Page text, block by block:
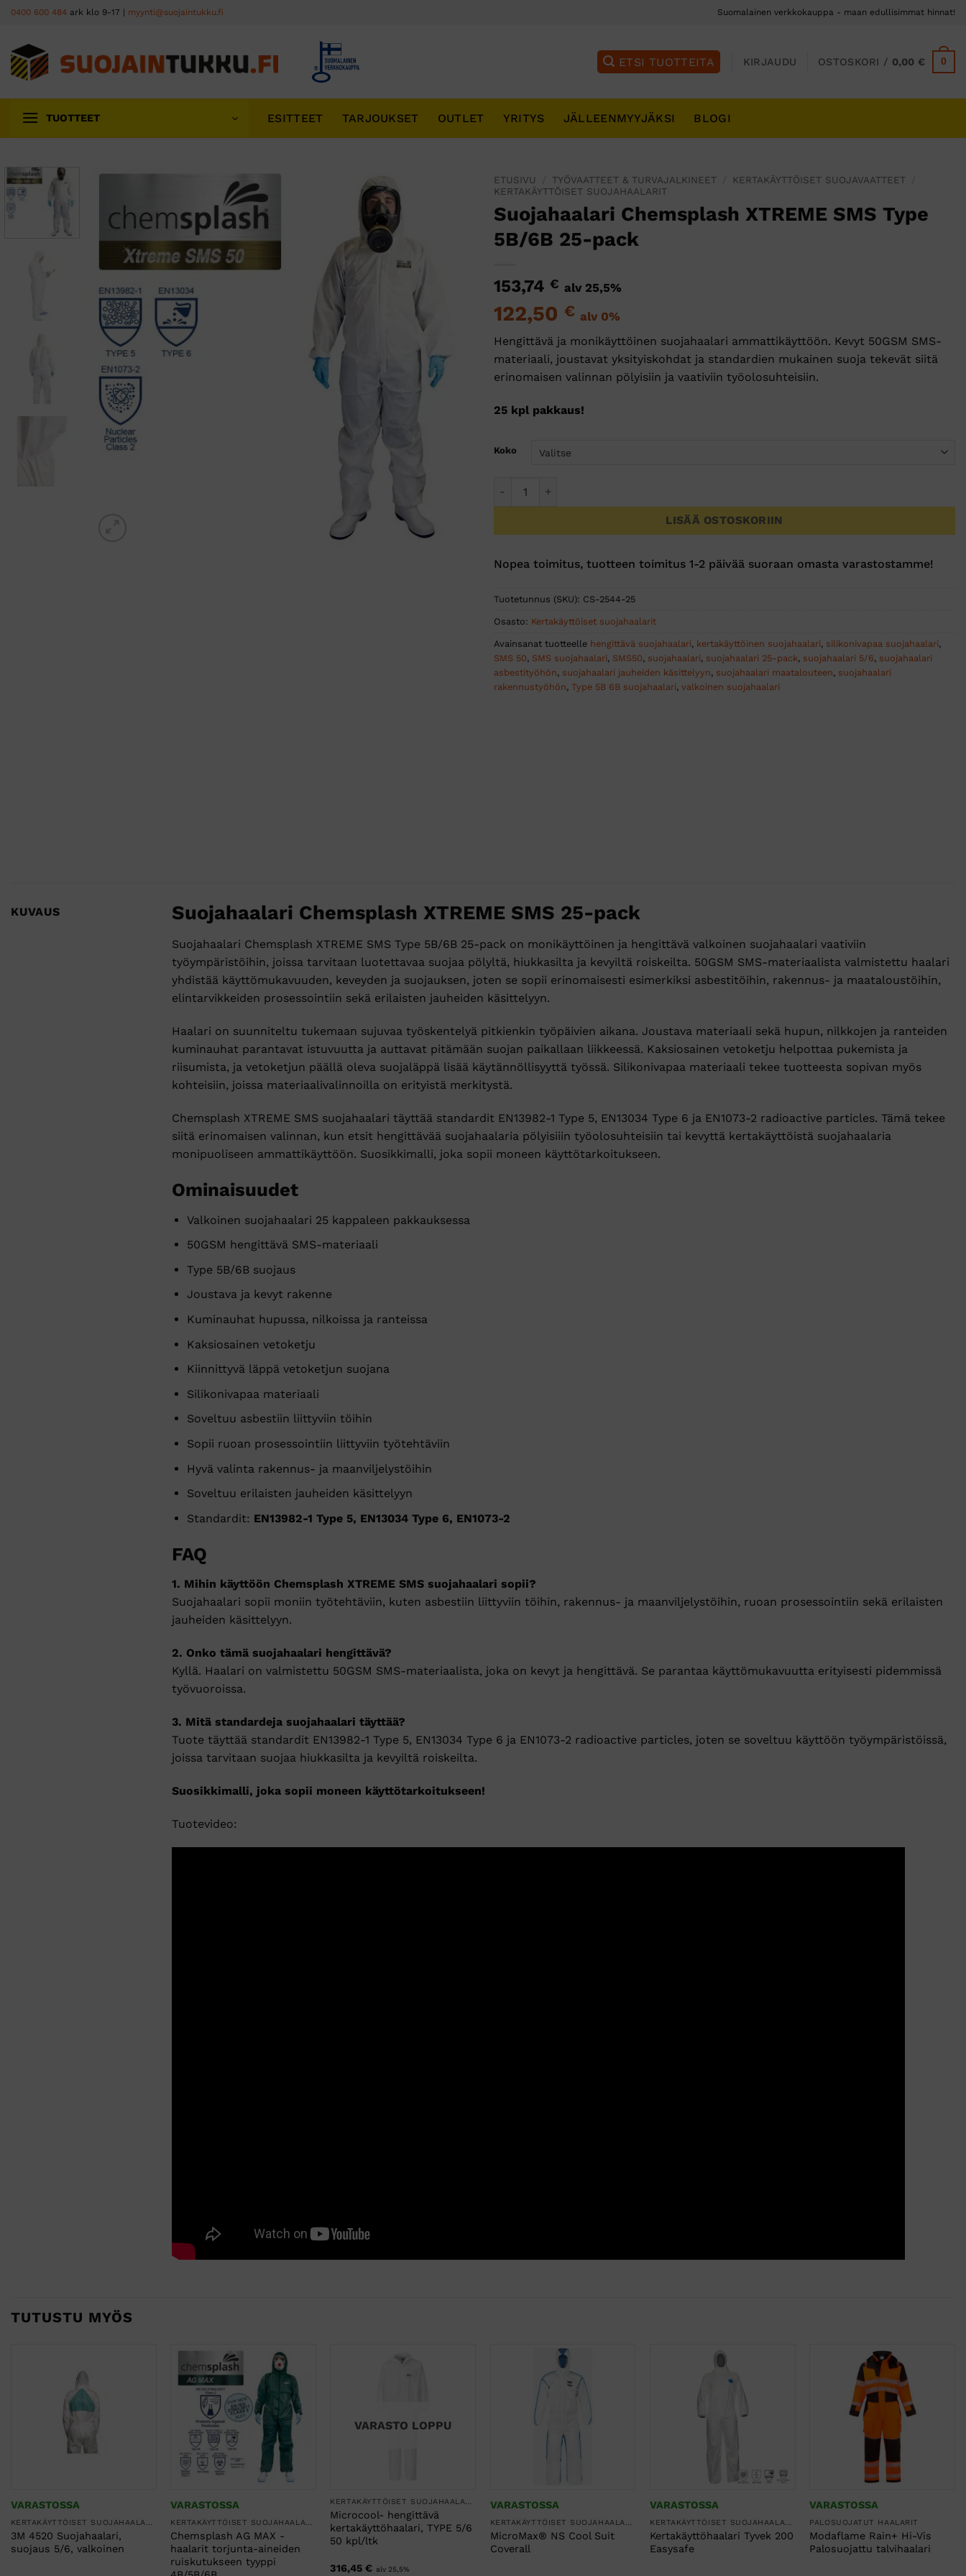
Skip
content
0400 600 484 ark klo 9-17 | myynti@suojaintukku.fi Suomalainen verkkokauppa - maan edullisimmat hinnat!
KIRJAUDU OSTOSKORI / 0,00€ 0
TUOTTEET ESITTEET TARJOUKSET OUTLET YRITYS JÄLLEENMYYJÄKSI BLOGI
ETUSIVU TYÖVAATTEET & TURVAJALKINEET KERTAKÄYTTÖISET SUOJAVAATTEET
KERTAKÄYTTÖISET SUOJAHAALARIT
Suojahaalari Chemsplash XTREME SMS Type
5B/6B 25-pack
153,74 € alv 25,5%
122,50 € alv 0%
Hengittävä ja monikäyttöinen suojahaalari ammattikäyttöön. Kevyt 50GSM SMS-
materiaali, joustavat yksityiskohdat ja standardien mukainen suoja tekevät siitä
erinomaisen valinnan pölyisiin ja vaativiin työolosuhteisiin.
25 kpl pakkaus!
Koko
LISÄÄ OSTOSKORIIN
Nopea toimitus, tuotteen toimitus 1-2 päivää suoraan omasta varastostamme!
Tuotetunnus (SKU): CS-2544-25
Osasto: Kertakäyttöiset suojahaalarit
Avainsanat tuotteelle hengittävä suojahaalari, kertakäyttöinen suojahaalari, silikonivapaa suojahaalari,
SMS 50, SMS suojahaalari, SMS50, suojahaalari, suojahaalari 25-pack, suojahaalari 5/6, suojahaalari
asbestityöhön, suojahaalari jauheiden käsittelyyn, suojahaalari maatalouteen, suojahaalari
rakennustyöhön, Type 5B 6B suojahaalari, valkoinen suojahaalari
KUVAUS Suojahaalari Chemsplash XTREME SMS 25-pack
Suojahaalari Chemsplash XTREME SMS Type 5B/6B 25-pack on monikäyttöinen ja hengittävä valkoinen suojahaalari vaativiin
työympäristöihin, joissa tarvitaan luotettavaa suojaa pölyltä, hiukkasilta ja kevyiltä roiskeilta. 50GSM SMS-materiaalista valmistettu haalari
yhdistää käyttömukavuuden, keveyden ja suojauksen, joten se sopii erinomaisesti esimerkiksi asbestitöihin, rakennus- ja maataloustöihin,
elintarvikkeiden prosessointiin sekä erilaisten jauheiden käsittelyyn.
Haalari on suunniteltu tukemaan sujuvaa työskentelyä pitkienkin työpäivien aikana. Joustava materiaali sekä hupun, nilkkojen ja ranteiden
kuminauhat parantavat istuvuutta ja auttavat pitämään suojan paikallaan liikkeessä. Kaksiosainen vetoketju helpottaa pukemista ja
riisumista, ja vetoketjun päällä oleva suojaläppä lisää käytännöllisyyttä työssä. Silikonivapaa materiaali tekee tuotteesta sopivan myös
kohteisiin, joissa materiaalivalinnoilla on erityistä merkitystä.
Chemsplash XTREME SMS suojahaalari täyttää standardit EN13982-1 Type 5, EN13034 Type 6 ja EN1073-2 radioactive particles. Tämä tekee
siitä erinomaisen valinnan, kun etsit hengittävää suojahaalaria pölyisiiin työolosuhteisiin tai kevyttä kertakäyttöistä suojahaalaria
monipuoliseen ammattikäyttöön. Suosikkimalli, joka sopii moneen käyttötarkoitukseen.
Ominaisuudet
Valkoinen suojahaalari 25 kappaleen pakkauksessa
50GSM hengittävä SMS-materiaali
Type 5B/6B suojaus
Joustava ja kevyt rakenne
Kuminauhat hupussa, nilkoissa ja ranteissa
Kaksiosainen vetoketju
Kiinnittyvä läppä vetoketjun suojana
Silikonivapaa materiaali
Soveltuu asbestiin liittyviin töihin
Sopii ruoan prosessointiin liittyviin työtehtäviin
Hyvä valinta rakennus- ja maanviljelystöihin
Soveltuu erilaisten jauheiden käsittelyyn
Standardit: EN13982-1 Type 5, EN13034 Type 6, EN1073-2
FAQ
1. Mihin käyttöön Chemsplash XTREME SMS suojahaalari sopii?
Suojahaalari sopii moniin työtehtäviin, kuten asbestiin liittyviin töihin, rakennus- ja maanviljelystöihin, ruoan prosessointiin sekä erilaisten
jauheiden käsittelyyn.
2. Onko tämä suojahaalari hengittävä?
Kyllä. Haalari on valmistettu 50GSM SMS-materiaalista, joka on kevyt ja hengittävä. Se parantaa käyttömukavuutta erityisesti pidemmissä
työvuoroissa.
3. Mitä standardeja suojahaalari täyttää?
Tuote täyttää standardit EN13982-1 Type 5, EN13034 Type 6 ja EN1073-2 radioactive particles, joten se soveltuu käyttöön työympäristöissä,
joissa tarvitaan suojaa hiukkasilta ja kevyiltä roiskeilta.
Suosikkimalli, joka sopii moneen käyttötarkoitukseen!
Tuotevideo:
TUTUSTU MYÖS
VARASTOSSA
KERTAKÄYTTÖISET SUOJAHAALARIT
3M 4520 Suojahaalari,
suojaus 5/6, valkoinen
VARASTOSSA
KERTAKÄYTTÖISET SUOJAHAALARIT
Chemsplash AG MAX -
haalarit torjunta-aineiden
ruiskutukseen tyyppi
VARASTO LOPPU
KERTAKÄYTTÖISET SUOJAHAALARIT
Microcool- hengittävä
kertakäyttöhaalari, TYPE 5/6
50 kpl/ltk
316,45€ alv 25,5%
VARASTOSSA
KERTAKÄYTTÖISET SUOJAHAALARIT
MicroMax® NS Cool Suit
Coverall
VARASTOSSA
KERTAKÄYTTÖISET SUOJAHAALARIT
Kertakäyttöhaalari Tyvek 200
Easysafe
VARASTOSSA
PALOSUOJATUT HAALARIT
Modaflame Rain+ Hi-Vis
Palosuojattu talvihaalari